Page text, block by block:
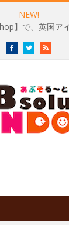
NEW!
】で、英国
FacebookTwitterRSS